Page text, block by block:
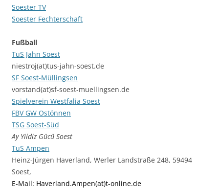
Soester TV
Soester Fechterschaft
Fußball
TuS Jahn Soest
niestroj(at)tus-jahn-soest.de
SF Soest-Müllingsen
vorstand(at)sf-soest-muellingsen.de
Spielverein Westfalia Soest
FBV GW Ostönnen
TSG Soest-Süd
Ay Yildiz Gücü Soest
TuS Ampen
Heinz-Jürgen Haverland, Werler Landstraße 248, 59494
Soest,
E-Mail: Haverland.Ampen(at)t-online.de